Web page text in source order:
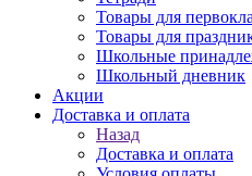
Товары для
Товары для
Школьные
Школьный дневник
Акции
Доставка и оплата
Назад
Доставка и оплата